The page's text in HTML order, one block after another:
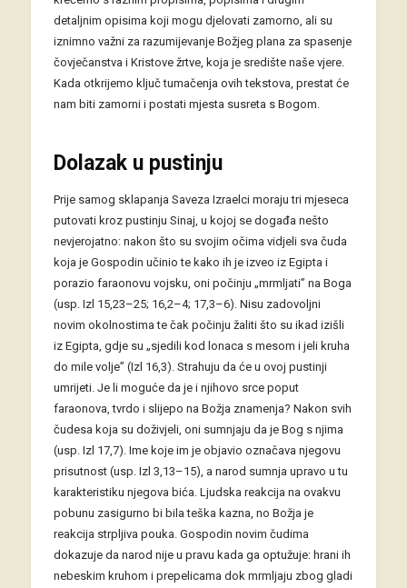
detaljnim opisima koji mogu djelovati zamorno, ali su
iznimno važni za razumijevanje Božjeg plana za spasenje
čovječanstva i Kristove žrtve, koja je središte naše vjere.
Kada otkrijemo ključ tumačenja ovih tekstova, prestat će
nam biti zamorni i postati mjesta susreta s Bogom.
Dolazak u pustinju
Prije samog sklapanja Saveza Izraelci moraju tri mjeseca
putovati kroz pustinju Sinaj, u kojoj se događa nešto
nevjerojatno: nakon što su svojim očima vidjeli sva čuda
koja je Gospodin učinio te kako ih je izveo iz Egipta i
porazio faraonovu vojsku, oni počinju „mrmljati” na Boga
(usp. Izl 15,23–25; 16,2–4; 17,3–6). Nisu zadovoljni
novim okolnostima te čak počinju žaliti što su ikad izišli
iz Egipta, gdje su „sjedili kod lonaca s mesom i jeli kruha
do mile volje” (Izl 16,3). Strahuju da će u ovoj pustinji
umrijeti. Je li moguće da je i njihovo srce poput
faraonova, tvrdo i slijepo na Božja znamenja? Nakon svih
čudesa koja su doživjeli, oni sumnjaju da je Bog s njima
(usp. Izl 17,7). Ime koje im je objavio označava njegovu
prisutnost (usp. Izl 3,13–15), a narod sumnja upravo u tu
karakteristiku njegova bića. Ljudska reakcija na ovakvu
pobunu zasigurno bi bila teška kazna, no Božja je
reakcija strpljiva pouka. Gospodin novim čudima
dokazuje da narod nije u pravu kada ga optužuje: hrani ih
nebeskim kruhom i prepelicama dok mrmljaju zbog gladi